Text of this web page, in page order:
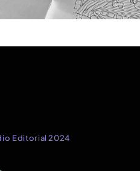
Editorial 2024